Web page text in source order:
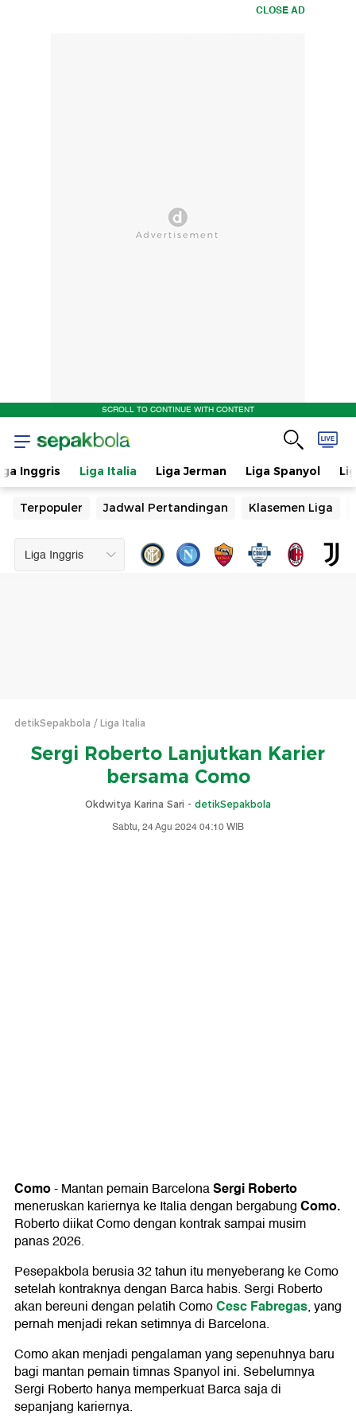
CLOSE AD
SCROLL TO CONTINUE WITH CONTENT
Inggris Liga Italia Liga Jerman Liga Spanyol
Terpopuler Jadwal Pertandingan Klasemen Liga
detikSepakbola Liga Italia
Sergi Roberto Lanjutkan Karier
bersama Como
Okdwitya Karina Sari - detikSepakbola
Sabtu, 24 Agu 2024 04:10 WIB
Como-Mantan pemain BarcelonaSergi Roberto
meneruskan kariernya ke Italia dengan bergabungComo.
Roberto diikat Como dengan kontrak sampai musim
panas 2026.
Pesepakbola berusia 32 tahun itu menyeberang ke Como
setelah kontraknya dengan Barca habis. Sergi Roberto
akan bereuni dengan pelatih ComoCesc Fabregas, yang
pernah menjadi rekan setimnya di Barcelona.
Como akan menjadi pengalaman yang sepenuhnya baru
bagi mantan pemain timnas Spanyol ini. Sebelumnya
Sergi Roberto hanya memperkuat Barca saja di
sepanjang kariernya.